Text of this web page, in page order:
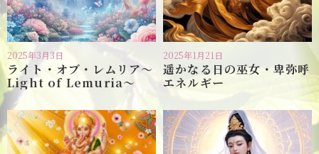
2025年3月3日
ライト・オブ・レムリア〜
Light of Lemuria〜
2025年1月21日
遥かなる日の巫女・卑弥呼
エネルギー